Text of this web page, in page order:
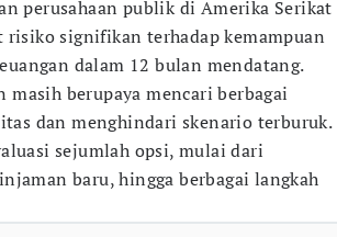
perusahaan publik di Amerika Serikat
signifikan terhadap kemampuan
dalam 12 bulan mendatang.
masih berupaya mencari berbagai
dan menghindari skenario terburuk.
sejumlah opsi, mulai dari
baru, hingga berbagai langkah